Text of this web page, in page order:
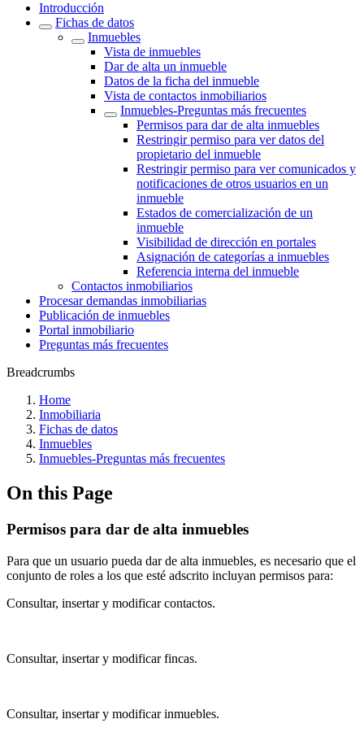
Introducción
Fichas de datos
Inmuebles
Vista de inmuebles
Dar de alta un inmueble
Datos de la ficha del inmueble
Vista de contactos inmobiliarios
Inmuebles-Preguntas más frecuentes
Permisos para dar de alta inmuebles
Restringir permiso para ver datos del
propietario del inmueble
Restringir permiso para ver comunicados y
notificaciones de otros usuarios en un
inmueble
Estados de comercialización de un
inmueble
Visibilidad de dirección en portales
Asignación de categorías a inmuebles
Referencia interna del inmueble
Contactos inmobiliarios
Procesar demandas inmobiliarias
Publicación de inmuebles
Portal inmobiliario
Preguntas más frecuentes
Breadcrumbs
Home
Inmobiliaria
Fichas de datos
Inmuebles
Inmuebles-Preguntas más frecuentes
On this Page
Permisos para dar de alta inmuebles
Para que un usuario pueda dar de alta inmuebles, es necesario que el
conjunto de roles a los que esté adscrito incluyan permisos para:
Consultar, insertar y modificar contactos.
Consultar, insertar y modificar fincas.
Consultar, insertar y modificar inmuebles.